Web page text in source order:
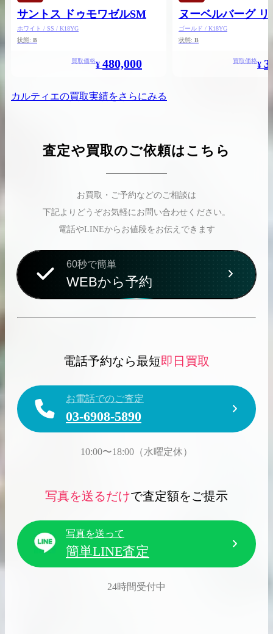
買取実績はこちらから
2026.04.10 2025.05.16
コラムをさらにみる
サントス ドゥモワゼルSM
ホワイト / SS / K18YG
状態: B
買取価格¥ 480,000
ヌーベルバーグ リ
ゴールド / K18YG
状態: B
買取価格¥
カルティエの買取実績をさらにみる
査定や買取のご依頼はこちら
お買取・ご予約などのご相談は
下記よりどうぞお気軽にお問い合わせください。
電話やLINEからお値段をお伝えできます
60秒で簡単
WEBから予約
電話予約なら最短即日買取
お電話でのご査定
03-6908-5890
10:00〜18:00（水曜定休）
写真を送るだけで査定額をご提示
写真を送って
簡単LINE査定
24時間受付中